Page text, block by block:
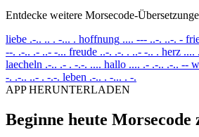
Entdecke weitere Morsecode-
liebe .-.. .. . -... . hoffnung .... --- ..-. ..-. -
--. .-.. .- ..- -... freude ..-. .-. . ..- -.. . herz ....
laecheln .-.. .- . -.-. .... hallo .... .- .-.. .-.. --
-. .-.. ..- . -.-. leben .-.. . -... . -.
APP HERUNTERLADEN
Beginne heute Morsecode